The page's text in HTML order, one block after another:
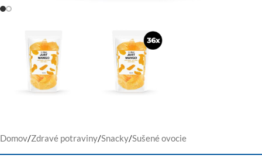
Domov/Zdravé potraviny/Snacky/Sušené ovocie